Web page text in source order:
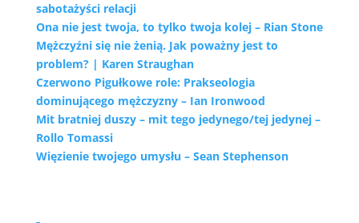
sabotażyści relacji
Ona nie jest twoja, to tylko twoja kolej – Rian Stone
Mężczyźni się nie żenią. Jak poważny jest to
problem? | Karen Straughan
Czerwono Pigułkowe role: Prakseologia
dominującego mężczyzny – Ian Ironwood
Mit bratniej duszy – mit tego jedynego/tej jedynej –
Rollo Tomassi
Więzienie twojego umysłu – Sean Stephenson